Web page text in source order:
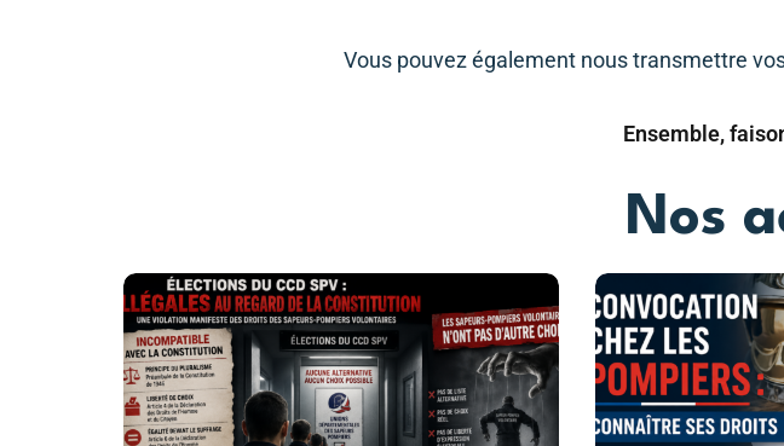
Vous pouvez également nous transmettre
Ensemble,
Nos